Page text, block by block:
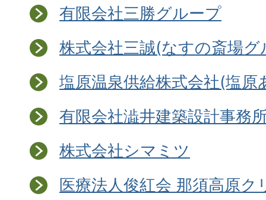
有限会社三勝グループ
株式会社三誠(なすの斎場グ
塩原温泉供給株式会社(塩原
有限会社澁井建築設計事務
株式会社シマミツ
医療法人俊紅会 那須高原ク